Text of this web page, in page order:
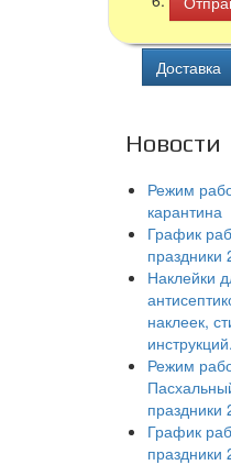
Доставка
Новости
Режим
карантина
График
праздники
Наклейки
наклеек,
инструкций.
Режим
праздники
График
праздники